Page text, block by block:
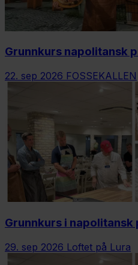
Grunnkurs napolitansk
22. sep 2026 FOSSEKALLEN
Grunnkurs i napolitansk
29. sep 2026 Loftet på Lura